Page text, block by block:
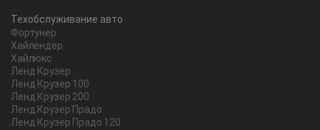
Техобслуживание авто
Фортунер
Хайлендер
Хайлюкс
Ленд Крузер
Ленд Крузер 100
Ленд Крузер 200
Ленд Крузер Прадо
Ленд Крузер Прадо 120